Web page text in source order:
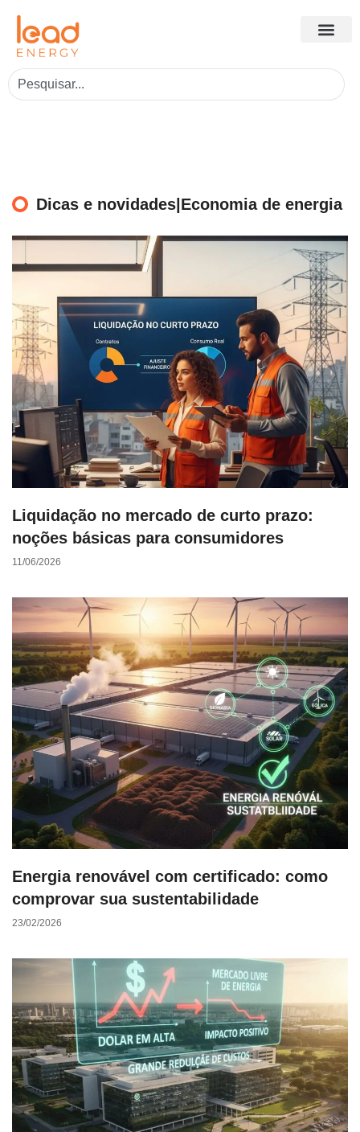
Dicas e novidades|Economia de energia
Liquidação no mercado de curto prazo:
noções básicas para consumidores
11/06/2026
Energia renovável com certificado: como
comprovar sua sustentabilidade
23/02/2026